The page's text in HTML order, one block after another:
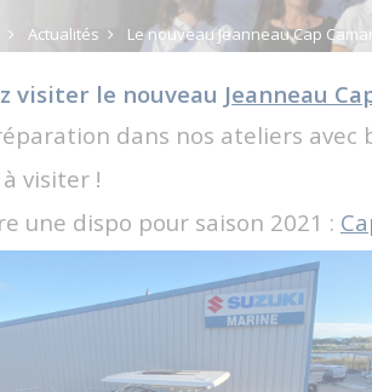
Actualités Le nouveau Jeanneau Cap
visiter le nouveau Jeanneau
dans nos ateliers avec
visiter !
une dispo pour saison 2021 :